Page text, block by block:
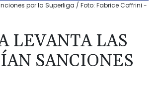
por la Superliga / Foto: Fabrice Coffrini -
LEVANTA LAS
SANCIONES